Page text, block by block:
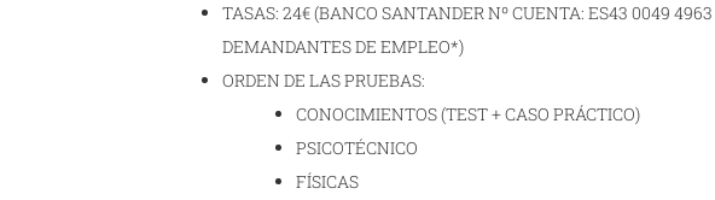
TASAS: 24€ (BANCO SANTANDER Nº CUENTA: ES43 0049
DEMANDANTES DE EMPLEO*)
ORDEN DE LAS PRUEBAS:
CONOCIMIENTOS (TEST + CASO PRÁCTICO)
PSICOTÉCNICO
FÍSICAS